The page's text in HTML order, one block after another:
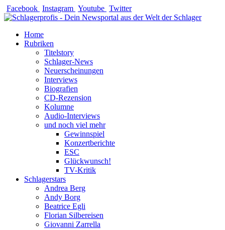
Zum
Inhalt
Facebook Instagram Youtube Twitter
Home
Rubriken
Titelstory
Schlager-News
Neuerscheinungen
Interviews
Biografien
CD-Rezension
Kolumne
Audio-Interviews
und noch viel mehr
Gewinnspiel
Konzertberichte
ESC
Glückwunsch!
TV-Kritik
Schlagerstars
Andrea Berg
Andy Borg
Beatrice Egli
Florian Silbereisen
Giovanni Zarrella